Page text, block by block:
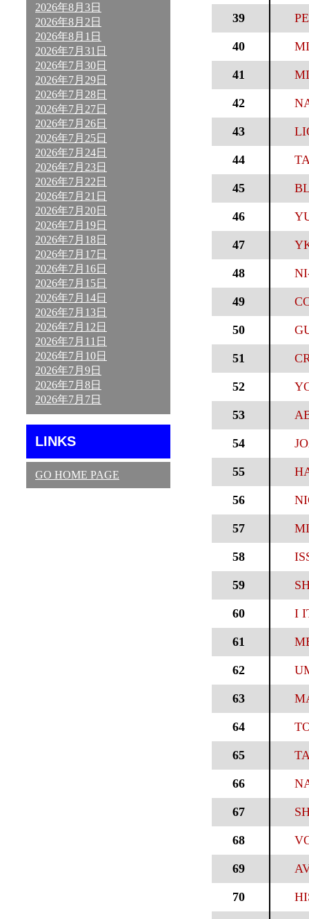
2026年8月3日
2026年8月2日
2026年8月1日
2026年7月31日
2026年7月30日
2026年7月29日
2026年7月28日
2026年7月27日
2026年7月26日
2026年7月25日
2026年7月24日
2026年7月23日
2026年7月22日
2026年7月21日
2026年7月20日
2026年7月19日
2026年7月18日
2026年7月17日
2026年7月16日
2026年7月15日
2026年7月14日
2026年7月13日
2026年7月12日
2026年7月11日
2026年7月10日
2026年7月9日
2026年7月8日
2026年7月7日
LINKS
GO HOME PAGE
39
40
41
42
43
44
45
46
47
48
49
50
51
52
53
54
55
56
57
58
59
60 I
61
62
63
64
65
66
67
68
69
70